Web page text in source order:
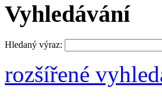
Vyhledávání
Hledaný výraz:
rozšířené